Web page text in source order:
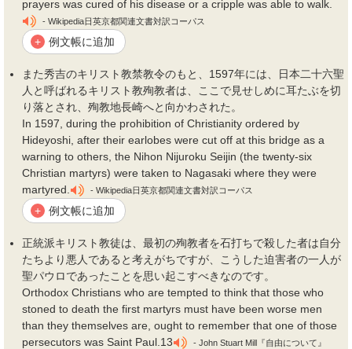
prayers was cured of his disease or a cripple was able to walk.
- Wikipedia日英京都関連文書対訳コーパス
+ 例文帳に追加
また秀吉のキリスト教禁教令のもと、1597年には、日本二十六聖
人と呼ばれるキリスト教殉教者は、ここで見せしめに耳たぶを切
り落とされ、殉教地長崎へと向かわされた。
In 1597, during the prohibition of Christianity ordered by
Hideyoshi, after their earlobes were cut off at this bridge as a
warning to others, the Nihon Nijuroku Seijin (the twenty-six
Christian martyrs) were taken to Nagasaki where they were
martyred.
- Wikipedia日英京都関連文書対訳コーパス
+ 例文帳に追加
正統派キリスト教徒は、最初の殉教者を石打ちで殺した者は自分
たちより悪人であると考えがちですが、こうした迫害者の一人が
聖パウロであったことを思い起こすべきなのです。
Orthodox Christians who are tempted to think that those who
stoned to death the first martyrs must have been worse men
than they themselves are, ought to remember that one of those
persecutors was Saint Paul.13
- John Stuart Mill『自由について』